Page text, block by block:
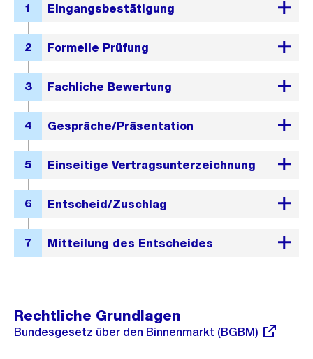
Rechtliche Grundlagen
Externer
Bundesgesetz über den Binnenmarkt (BGBM)